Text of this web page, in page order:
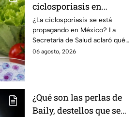
ciclosporiasis en
México? Salud rompe
el silencio tras 33 casos
detectados
¿La ciclosporiasis se está
propagando en México? La
Secretaría de Salud aclaró qué
ocurre tras la detección de 33
06 agosto, 2026
¿Qué son las perlas de
Baily, destellos que se